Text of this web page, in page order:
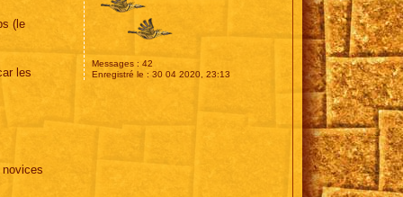
Messages : 42
Enregistré le : 30 04 2020, 23:13
(le
les